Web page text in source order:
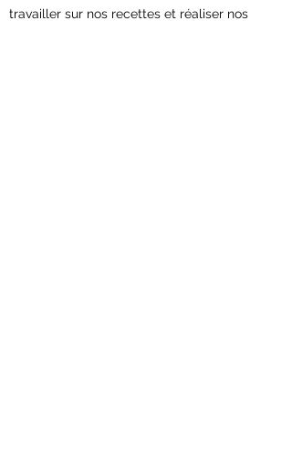
travailler sur nos recettes et réaliser nos